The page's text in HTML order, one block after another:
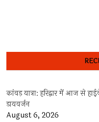
कांवड़ यात्रा: हरिद्वार में आज से
डायवर्जन
August 6, 2026